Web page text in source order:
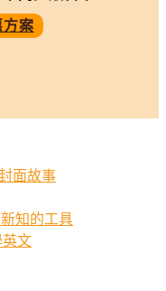
方案
面故事
知的工具
文